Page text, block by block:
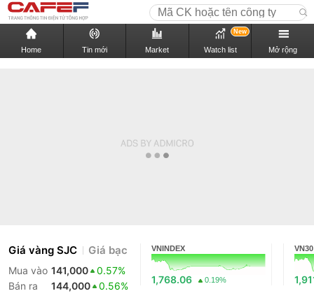
Home Tin mới Market Watch list
New
Mở rộng
Giá vàng SJC Giá bạc
Mua vào 141,000
0.57%
Bán ra
144,000 0.56%
VNINDEX
1,768.06 0.19%
VN30